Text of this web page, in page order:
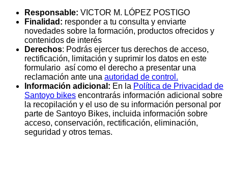
Responsable: VICTOR M. LÓPEZ POSTIGO
Finalidad: responder a tu consulta y enviarte
novedades sobre la formación, productos ofrecidos y
contenidos de interés
Derechos: Podrás ejercer tus derechos de acceso,
rectificación, limitación y suprimir los datos en este
formulario así como el derecho a presentar una
reclamación ante una autoridad de control.
Información adicional: En la Política de Privacidad de
Santoyo bikes encontrarás información adicional sobre
la recopilación y el uso de su información personal por
parte de Santoyo Bikes, incluida información sobre
acceso, conservación, rectificación, eliminación,
seguridad y otros temas.